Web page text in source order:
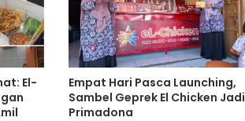
El-
Empat Hari Pasca Launching,
Sambel Geprek El Chicken Jadi
Primadona